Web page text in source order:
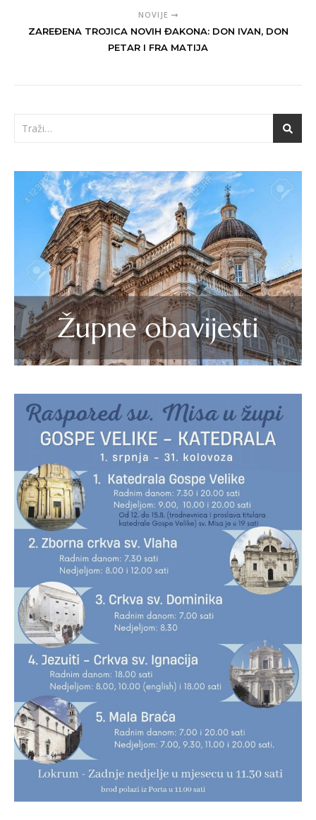
NOVIJE
ZAREĐENA TROJICA NOVIH ĐAKONA: DON IVAN, DON
PETAR I FRA MATIJA